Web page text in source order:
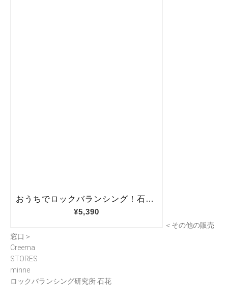
＜その他の販売
窓口＞
Creema
STORES
minne
ロックバランシング研究所 石花